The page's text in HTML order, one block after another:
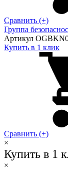
Сравнить (+)
Группа
Артикул
Купить в 1 клик
Сравнить (+)
×
Купить в 1
×